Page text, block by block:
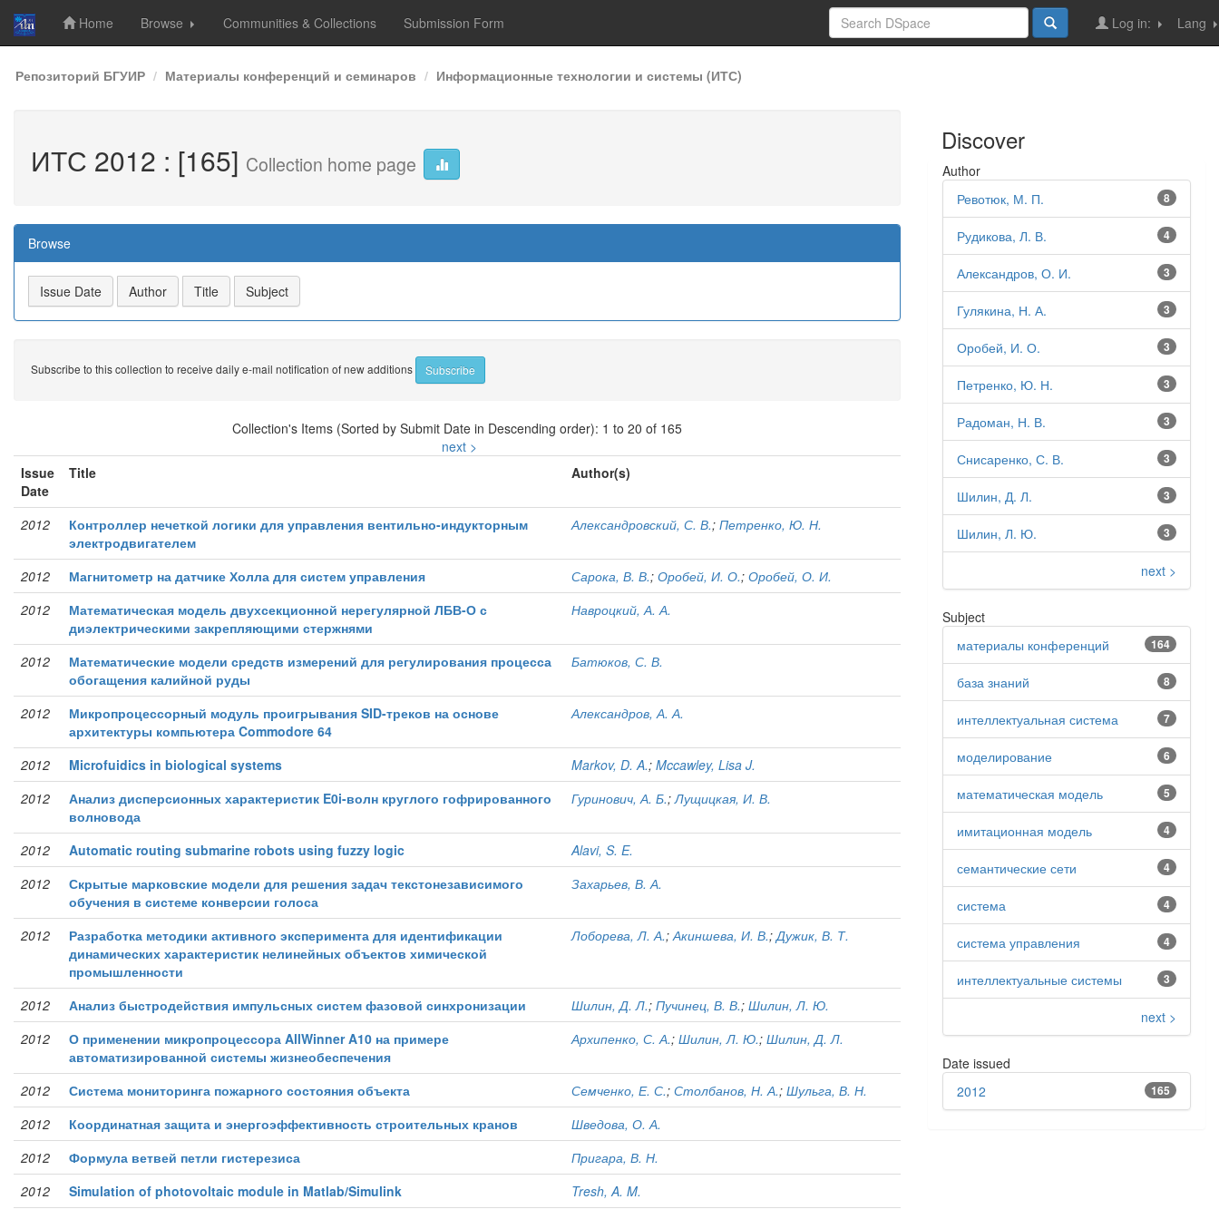
Skip
navigation
Home Browse Communities & Collections Submission Form Lang
Log in:
Репозиторий БГУИР Материалы конференций и семинаров Информационные технологии и системы (ИТС)
ИТС 2012 : [165] Collection home page
Browse
Subscribe to this collection to receive daily e-mail notification of new additions
Collection's Items (Sorted by Submit Date in Descending order): 1 to 20 of 165
next >
Issue
Date
Title Author(s)
2012
Контроллер нечеткой логики для управления вентильно-индукторным
электродвигателем
Александровский, С. В.; Петренко, Ю. Н.
2012 Магнитометр на датчике Холла для систем управления Сарока, В. В.; Оробей, И. О.; Оробей, О. И.
2012
Математическая модель двухсекционной нерегулярной ЛБВ-О с
диэлектрическими закрепляющими стержнями
Навроцкий, А. А.
2012
Математические модели средств измерений для регулирования процесса
обогащения калийной руды
Батюков, С. В.
2012
Микропроцессорный модуль проигрывания SID-треков на основе
архитектуры компьютера Commodore 64
Александров, А. А.
2012 Microfuidics in biological systems Markov, D. A.; Mccawley, Lisa J.
2012
Анализ дисперсионных характеристик E0i-волн круглого гофрированного
волновода
Гуринович, А. Б.;Лущицкая, И. В.
2012 Automatic routing submarine robots using fuzzy logic
Alavi, S. E.
2012
Скрытые марковские модели для решения задач текстонезависимого
обучения в системе конверсии голоса
Захарьев, В. А.
2012
Разработка методики активного эксперимента для идентификации
динамических характеристик нелинейных объектов химической
промышленности
Лоборева, Л. А.;Акиншева, И. В.;Дужик, В. Т.
2012 Анализ быстродействия импульсных систем фазовой синхронизации Шилин, Д. Л.; Пучинец, В. В.; Шилин, Л. Ю.
2012
О применении микропроцессора AllWinner A10 на примере
автоматизированной системы жизнеобеспечения
Архипенко, С. А.; Шилин, Л. Ю.; Шилин, Д. Л.
2012 Система мониторинга пожарного состояния объекта Семченко, Е. С.; Столбанов, Н. А.; Шульга, В. Н.
2012
Координатная защита и энергоэффективность строительных кранов
Шведова, О. А.
2012
Формула ветвей петли гистерезиса
Пригара, В. Н.
2012
Simulation of photovoltaic module in Matlab/Simulink
Tresh, A. M.
Discover
Author
8
Ревотюк, М. П.
4
Рудикова, Л. В.
3
Александров, О. И.
3
Гулякина, Н. А.
3
Оробей, И. О.
3
Петренко, Ю. Н.
3
Радоман, Н. В.
3
Снисаренко, С. В.
3
Шилин, Д. Л.
3
Шилин, Л. Ю.
next >
Subject
164
материалы конференций
8
база знаний
7
интеллектуальная система
6
моделирование
5
математическая модель
4
имитационная модель
4
семантические сети
4
система
4
система управления
3
интеллектуальные системы
next >
Date issued
165
2012